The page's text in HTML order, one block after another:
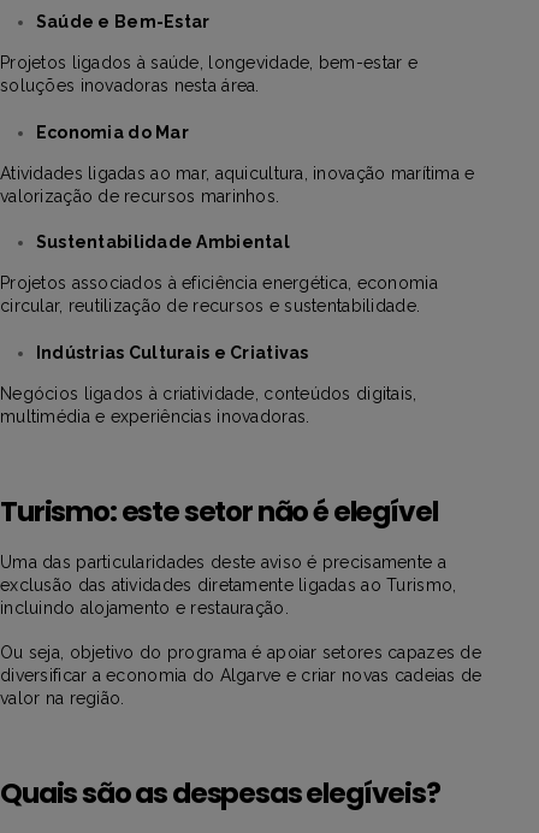
Saúde e Bem-Estar
Projetos ligados à saúde, longevidade, bem-estar e
soluções inovadoras nesta área.
Economia do Mar
Atividades ligadas ao mar, aquicultura, inovação marítima e
valorização de recursos marinhos.
Sustentabilidade Ambiental
Projetos associados à eficiência energética, economia
circular, reutilização de recursos e sustentabilidade.
Indústrias Culturais e Criativas
Negócios ligados à criatividade, conteúdos digitais,
multimédia e experiências inovadoras.
Turismo: este setor não é elegível
Uma das particularidades deste aviso é precisamente a
exclusão das atividades diretamente ligadas ao Turismo,
incluindo alojamento e restauração.
Ou seja, objetivo do programa é apoiar setores capazes de
diversificar a economia do Algarve e criar novas cadeias de
valor na região.
Quais são as despesas elegíveis?